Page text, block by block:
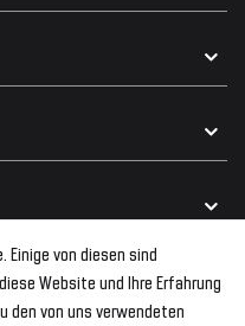
Einige von diesen sind
Website und Ihre Erfahrung
den von uns verwendeten